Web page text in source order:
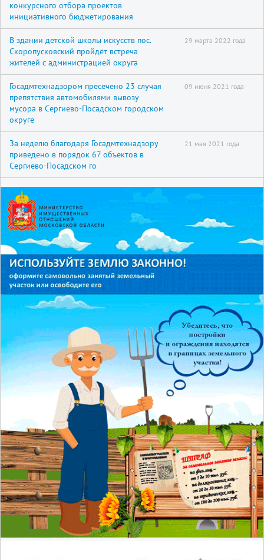
конкурсного отбора проектов
инициативного бюджетирования
В здании детской школы искусств пос.
Скоропусковский пройдёт встреча
жителей с администрацией округа
29 марта 2022 года
Госадмтехнадзором пресечено 23 случая
препятствия автомобилями вывозу
мусора в Сергиево-Посадском городском
округе
09 июня 2021 года
За неделю благодаря Госадмтехнадзору
приведено в порядок 67 объектов в
Сергиево-Посадском го
21 мая 2021 года